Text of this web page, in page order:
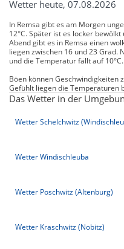
Wetter heute, 07.08.2026
In Remsa gibt es am Morgen
12°C. Später ist es locker
Abend gibt es in Remsa einen
liegen zwischen 16 und 23 Grad.
und die Temperatur fällt auf 10°C.
Böen können Geschwindigkeiten
Gefühlt liegen die Temperaturen
Das Wetter in der
Wetter Schelchwitz
Wetter Windischleuba
Wetter Poschwitz (Altenburg)
Wetter Kraschwitz (Nobitz)